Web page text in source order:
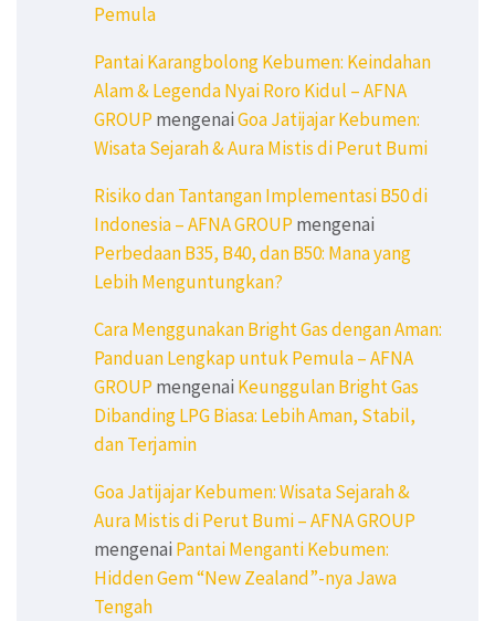
Pemula
Pantai Karangbolong Kebumen: Keindahan
Alam & Legenda Nyai Roro Kidul – AFNA
GROUPmengenaiGoa Jatijajar Kebumen:
Wisata Sejarah & Aura Mistis di Perut Bumi
Risiko dan Tantangan Implementasi B50 di
Indonesia – AFNA GROUPmengenai
Perbedaan B35, B40, dan B50: Mana yang
Lebih Menguntungkan?
Cara Menggunakan Bright Gas dengan Aman:
Panduan Lengkap untuk Pemula – AFNA
GROUPmengenai Keunggulan Bright Gas
Dibanding LPG Biasa: Lebih Aman, Stabil,
dan Terjamin
Goa Jatijajar Kebumen: Wisata Sejarah &
Aura Mistis di Perut Bumi – AFNA GROUP
mengenai Pantai Menganti Kebumen:
Hidden Gem “New Zealand”-nya Jawa
Tengah